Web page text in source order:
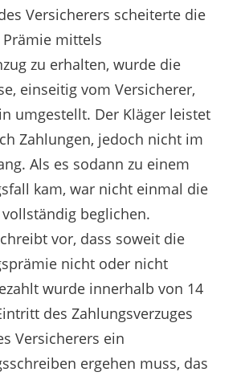
Versicherers scheiterte die
mittels
zu erhalten, wurde die
einseitig vom Versicherer,
umgestellt. Der Kläger leistet
Zahlungen, jedoch nicht im
Als es sodann zu einem
kam, war nicht einmal die
beglichen.
vor, dass soweit die
nicht oder nicht
wurde innerhalb von 14
des Zahlungsverzuges
Versicherers ein
ergehen muss, das